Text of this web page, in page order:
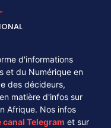
d'informations
et du Numérique en
des décideurs,
matière d'infos sur
Afrique. Nos infos
canal Telegram et sur